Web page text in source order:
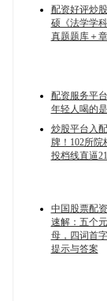
配资好评炒
硕《法学学
真题题库＋
配资服务平
年轻人喝的
炒股平台入
牌！102所
投档线直逼
中国股票配
速解：五个
母，四词首
提示与答案